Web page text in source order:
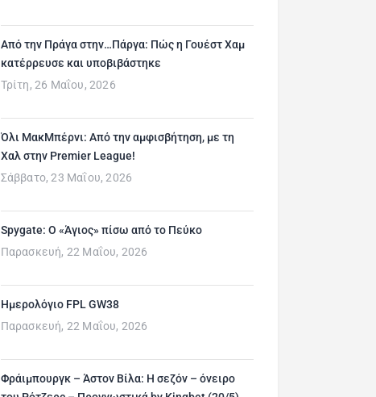
Από την Πράγα στην…Πάργα: Πώς η Γουέστ Χαμ
κατέρρευσε και υποβιβάστηκε
Τρίτη, 26 Μαΐου, 2026
Όλι ΜακΜπέρνι: Aπό την αμφισβήτηση, με τη
Χαλ στην Premier League!
Σάββατο, 23 Μαΐου, 2026
Spygate: Ο «Άγιος» πίσω από το Πεύκο
Παρασκευή, 22 Μαΐου, 2026
Ημερολόγιο FPL GW38
Παρασκευή, 22 Μαΐου, 2026
Φράιμπουργκ – Άστον Βίλα: Η σεζόν – όνειρο